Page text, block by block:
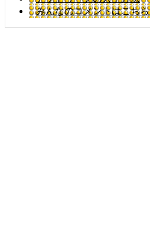
みんなのコメントはこちら